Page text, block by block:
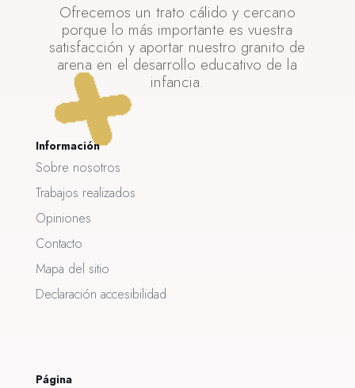
Ofrecemos un trato cálido y cercano
porque lo más importante es vuestra
satisfacción y aportar nuestro granito de
arena en el desarrollo educativo de la
infancia.
Información
Sobre nosotros
Trabajos realizados
Opiniones
Contacto
Mapa del sitio
Declaración accesibilidad
Página